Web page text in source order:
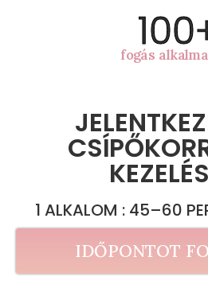
fogás100
1 ALKALOM : 45–60
IDŐPONTOT